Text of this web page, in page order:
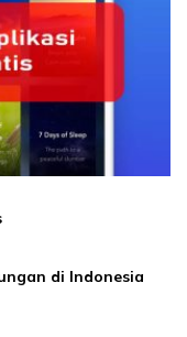
di Indonesia